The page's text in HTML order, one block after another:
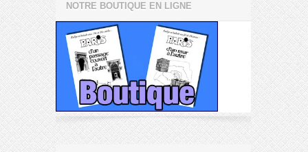
NOTRE BOUTIQUE EN LIGNE